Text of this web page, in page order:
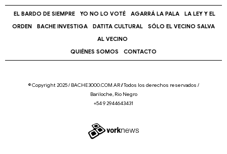
EL BARDO DE SIEMPRE YO NO LO VOTÉ AGARRÁ LA PALA
LA LEY Y EL
ORDEN
BACHE INVESTIGA DATITA CULTURAL
SÓLO EL VECINO SALVA
AL VECINO
QUIÉNES SOMOS
CONTACTO
© Copyright 2025 / BACHE3000.COM.AR/Todos los derechos reservados /
Bariloche, Río Negro
+54 9 2944643431